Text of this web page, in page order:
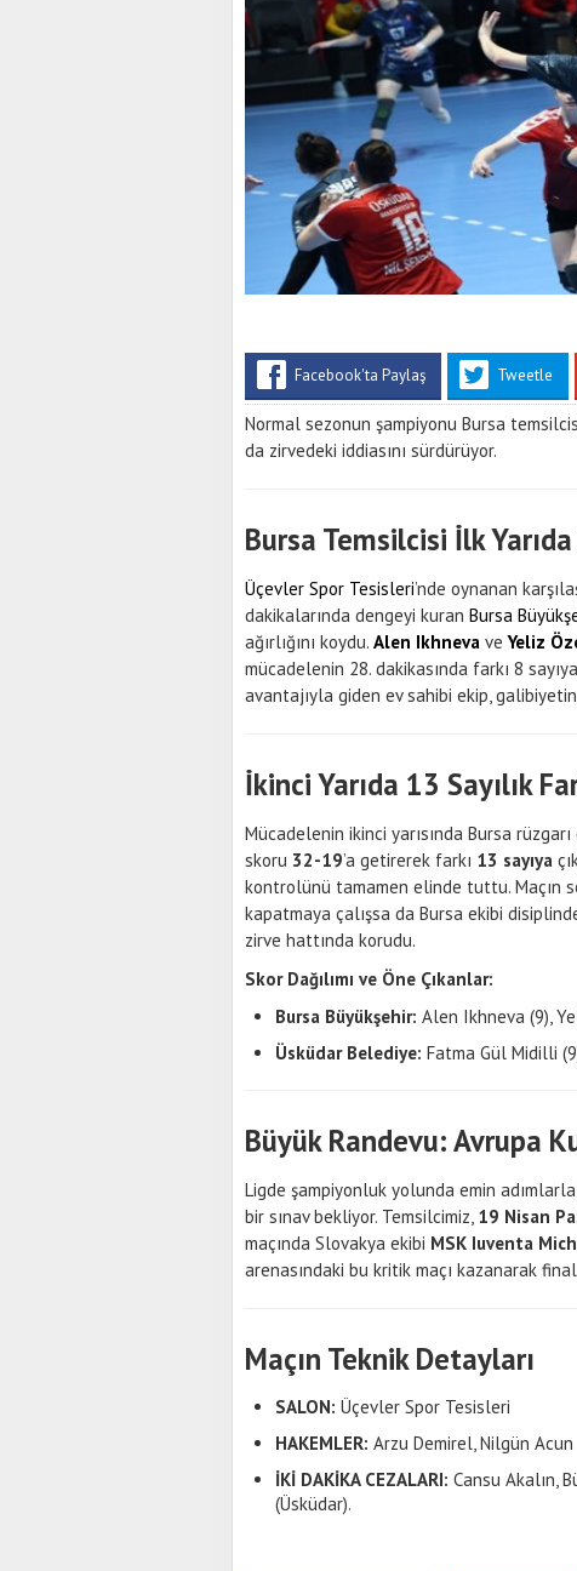
Facebook'ta Paylaş Tweetle
Normal sezonun şampiyonu Bursa
da zirvedeki iddiasını sürdürüyor.
Bursa Temsilcisi İlk Yarıda
Üçevler Spor Tesisleri’nde oynanan
dakikalarında dengeyi kuran Bursa
ağırlığını koydu. Alen Ikhneva veYeliz
mücadelenin 28. dakikasında farkı 8
avantajıyla giden ev sahibi ekip,
İkinci Yarıda 13 Sayılık
Mücadelenin ikinci yarısında Bursa
skoru 32-19’a getirerek farkı 13 sayıya
kontrolünü tamamen elinde tuttu. Maçın
kapatmaya çalışsa da Bursa ekibi
zirve hattında korudu.
Skor Dağılımı ve Öne Çıkanlar:
Bursa Büyükşehir: Alen Ikhneva (9),
Üsküdar Belediye: Fatma Gül Midilli
Büyük Randevu: Avrupa
Ligde şampiyonluk yolunda emin
bir sınav bekliyor. Temsilcimiz, 19 Nisan
maçında Slovakya ekibi MSK Iuventa
arenasındaki bu kritik maçı kazanarak
Maçın Teknik Detayları
SALON: Üçevler Spor Tesisleri
HAKEMLER: Arzu Demirel, Nilgün Acun
İKİ DAKİKA CEZALARI: Cansu Akalın,
(Üsküdar).